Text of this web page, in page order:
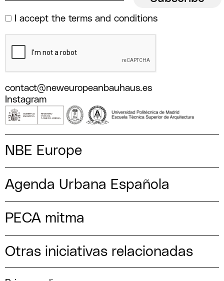
I accept the terms and conditions
contact@neweuropeanbauhaus.es
Instagram
NBE Europe
Agenda Urbana Española
PECA mitma
Otras iniciativas relacionadas